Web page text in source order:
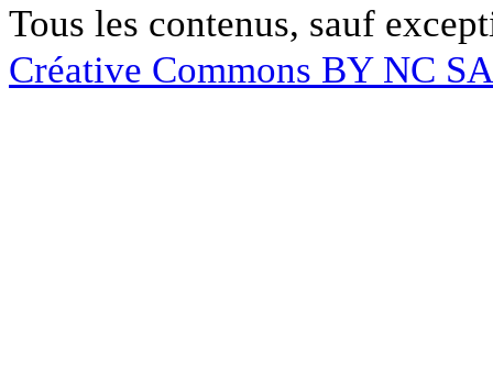
Tous les contenus, sauf
Créative Commons BY NC SA